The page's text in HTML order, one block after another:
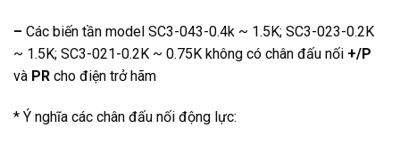
– Các biến tần model SC3-043-0.4k ~ 1.5K; SC3-023-0.2K
~ 1.5K; SC3-021-0.2K ~ 0.75K không có chân đấu nối +/P
và PR cho điện trở hãm
* Ý nghĩa các chân đấu nối động lực: